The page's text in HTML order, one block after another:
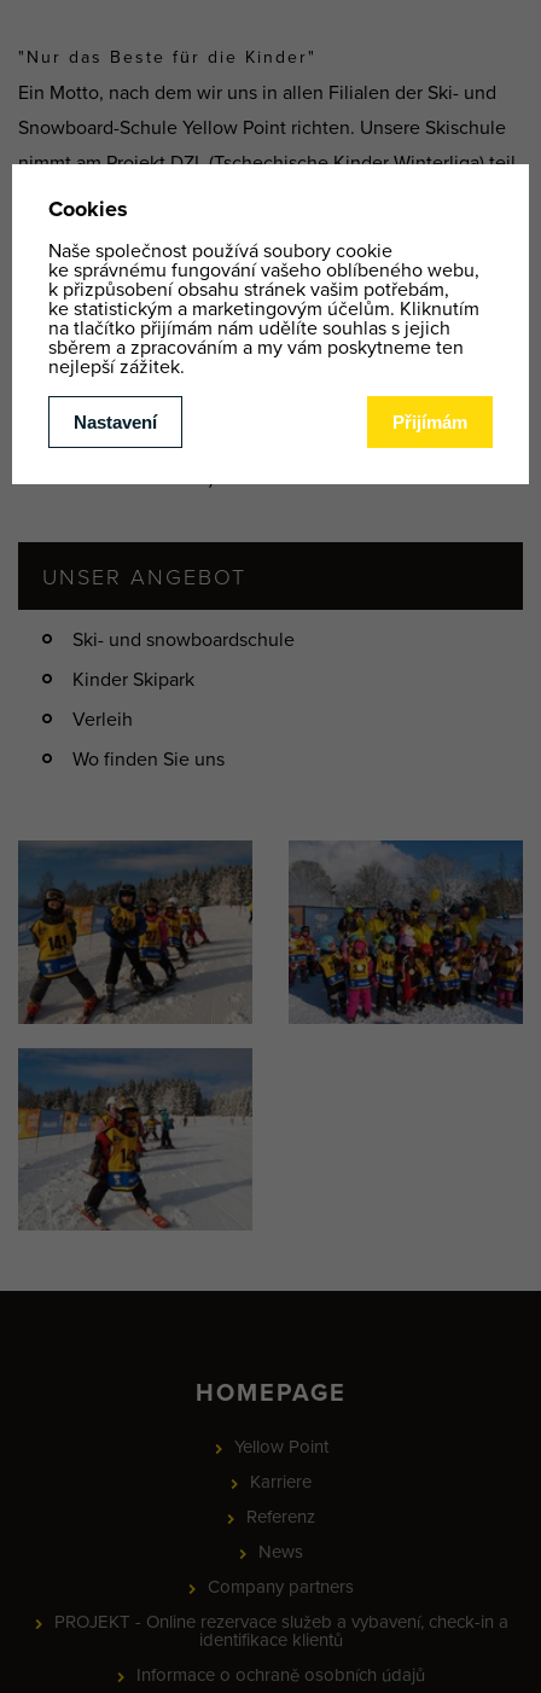
"Nur das Beste für die Kinder"
Ein Motto, nach dem wir uns in allen Filialen der Ski- und
Snowboard-Schule Yellow Point richten. Unsere Skischule
nimmt am Projekt DZL (Tschechische Kinder-Winterliga) teil
und ist Mitglied in der APUL (Assoziation professioneller
Snowboard- und Telemarkenlehrern sowie den Trainern von
weiteren Wintersportarten spezialisiert. Das Ziel besteht
darin, die Lehrer umfassend zu schulen, damit diese
optimal auf ihre Arbeit in den Wintersportorten vorbereitet
internationale Organisation ISIA (International Ski
UNSER ANGEBOT
Ski- und snowboardschule
Kinder Skipark
Verleih
Wo finden Sie uns
HOMEPAGE
Yellow Point
Karriere
Referenz
News
Company partners
PROJEKT - Online rezervace služeb a vybavení, check-in a
identifikace klientů
Informace o ochraně osobních údajů